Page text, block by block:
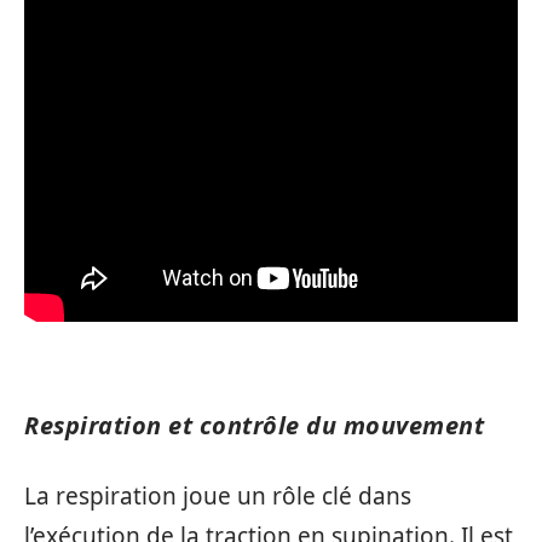
Respiration et contrôle du mouvement
La respiration joue un rôle clé dans